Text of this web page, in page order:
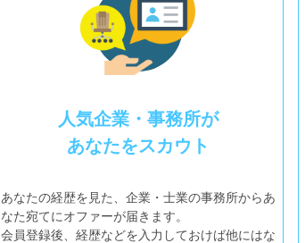
人気企業・事務所が
あなたをスカウト
あなたの経歴を見た、企業・士業の事務所からあ
なた宛てにオファーが届きます。
会員登録後、経歴などを入力しておけば他にはな